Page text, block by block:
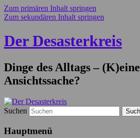
Zum primären Inhalt springen
Zum sekundären Inhalt springen
Der Desasterkreis
Dinge des Alltags – (K)eine
Ansichtssache?
Suchen
Hauptmenü